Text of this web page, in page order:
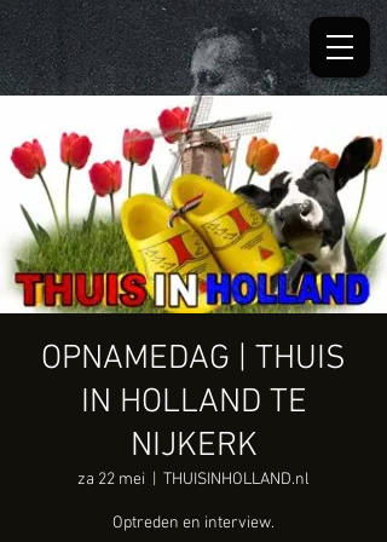
OPNAMEDAG | THUIS
IN HOLLAND TE
NIJKERK
za 22 mei THUISINHOLLAND.nl
Optreden en interview.